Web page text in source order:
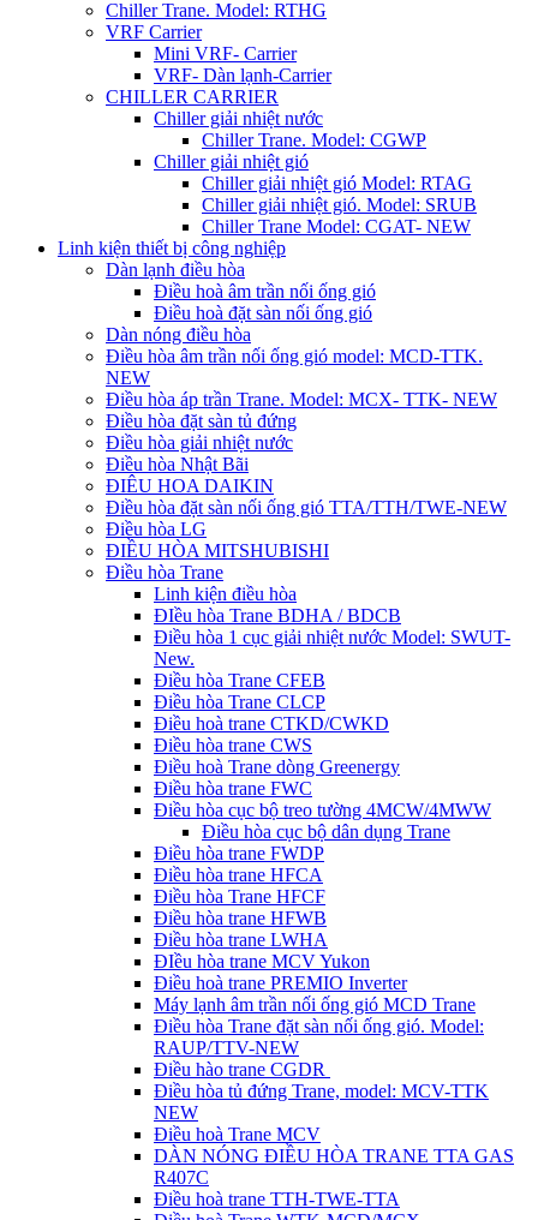
Chiller Trane. Model: RTHG
VRF Carrier
Mini VRF- Carrier
VRF- Dàn lạnh-Carrier
CHILLER CARRIER
Chiller giải nhiệt nước
Chiller Trane. Model: CGWP
Chiller giải nhiệt gió
Chiller giải nhiệt gió Model: RTAG
Chiller giải nhiệt gió. Model: SRUB
Chiller Trane Model: CGAT- NEW
Linh kiện thiết bị công nghiệp
Dàn lạnh điều hòa
Điều hoà âm trần nối ống gió
Điều hoà đặt sàn nối ống gió
Dàn nóng điều hòa
Điều hòa âm trần nối ống gió model: MCD-TTK.
NEW
Điều hòa áp trần Trane. Model: MCX- TTK- NEW
Điều hòa đặt sàn tủ đứng
Điều hòa giải nhiệt nước
Điều hòa Nhật Bãi
ĐIÊU HOA DAIKIN
Điều hòa đặt sàn nối ống gió TTA/TTH/TWE-NEW
Điều hòa LG
ĐIỀU HÒA MITSHUBISHI
Điều hòa Trane
Linh kiện điều hòa
ĐIều hòa Trane BDHA / BDCB
Điều hòa 1 cục giải nhiệt nước Model: SWUT-
New.
Điều hòa Trane CFEB
Điều hòa Trane CLCP
Điều hoà trane CTKD/CWKD
Điều hòa trane CWS
Điều hoà Trane dòng Greenergy
Điều hòa trane FWC
Điều hòa cục bộ treo tường 4MCW/4MWW
Điều hòa cục bộ dân dụng Trane
Điều hòa trane FWDP
Điều hòa trane HFCA
Điều hòa Trane HFCF
Điều hòa trane HFWB
Điều hòa trane LWHA
ĐIều hòa trane MCV Yukon
Điều hoà trane PREMIO Inverter
Máy lạnh âm trần nối ống gió MCD Trane
Điều hòa Trane đặt sàn nối ống gió. Model:
RAUP/TTV-NEW
Điều hào trane CGDR
Điều hòa tủ đứng Trane, model: MCV-TTK
NEW
Điều hoà Trane MCV
DÀN NÓNG ĐIỀU HÒA TRANE TTA GAS
R407C
Điều hoà trane TTH-TWE-TTA